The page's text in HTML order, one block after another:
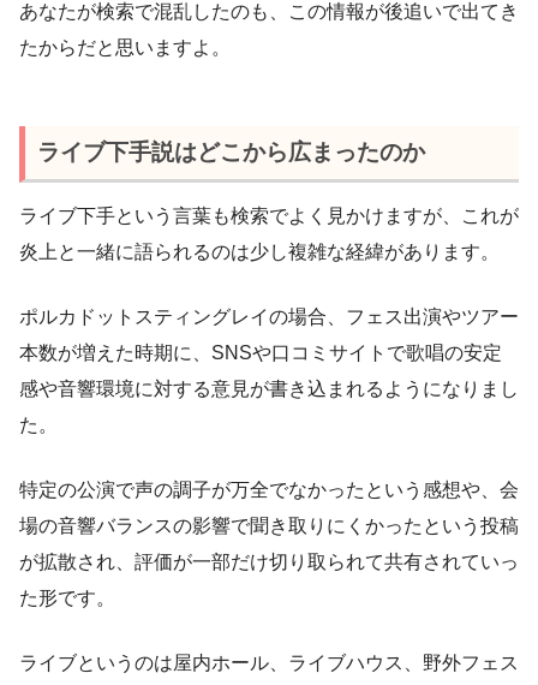
あなたが検索で混乱したのも、この情報が後追いで出てき
たからだと思いますよ。
ライブ下手説はどこから広まったのか
ライブ下手という言葉も検索でよく見かけますが、これが
炎上と一緒に語られるのは少し複雑な経緯があります。
ポルカドットスティングレイの場合、フェス出演やツアー
本数が増えた時期に、SNSや口コミサイトで歌唱の安定
感や音響環境に対する意見が書き込まれるようになりまし
た。
特定の公演で声の調子が万全でなかったという感想や、会
場の音響バランスの影響で聞き取りにくかったという投稿
が拡散され、評価が一部だけ切り取られて共有されていっ
た形です。
ライブというのは屋内ホール、ライブハウス、野外フェス